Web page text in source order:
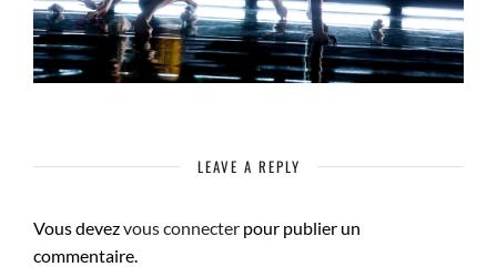
LEAVE A REPLY
Vous devezvous connecter pour publier un
commentaire.